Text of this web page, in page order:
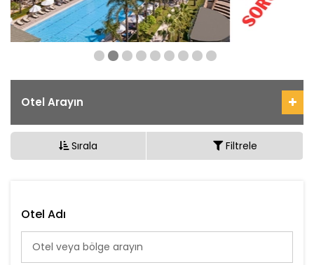
Otel Arayın
Sırala Filtrele
Otel Adı